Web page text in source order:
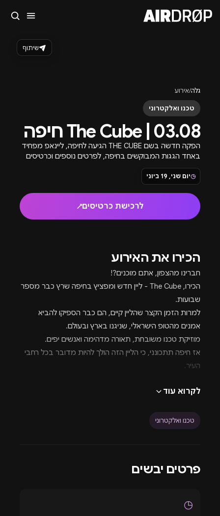
גלה/אירוע
טכנו ואלקטרוני
03.08 | The Cube חיפה
הפקה חדשה בשם THE CUBE הגיעה לחיפה, ליינאפ מפחיד
באחד הגגות המבוקשים בחיפה, לפרטים נוספים וכרטיסים
מוזמנים להכנס לאתר.
◷יום שני, 19 ביוני
לרכישת כרטיסים↗
שיתוף
הכירו את האירוע
חברינו מהצפון, אתם מוכנים?!
הכירו, The Cube - ליין חדש ומפציץ בחיפה שרץ כבר מספר
שבועות.
למרות הזמן הקצר שהליין קיים, הם כבר הספיקו להביא
אמנים מהטופ הישראלי, שניגנו בארץ ובעולם.
מוזיקת טכנו משובחת, תאורה מדהימה ואנשים יפים.
אז חיפה תתכונני, כי הליין הזה הולך להיות מדובר בכל רחבי
העיר.
ADAM TEN
SHKILA
מסיבות טכנונוספות בעמוד הראשי באתר איירדרופ.
לקרוא עוד
טכנו ואלקטרוני
פרטים יבשים
◷
סגור